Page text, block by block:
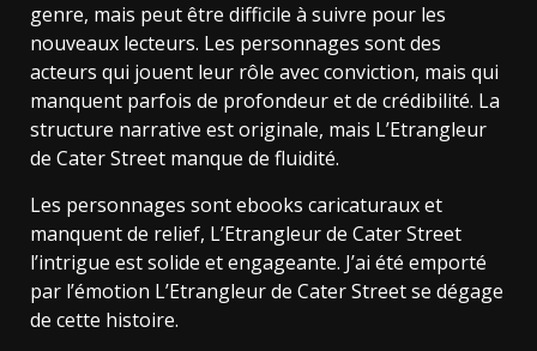
genre, mais peut être difficile à suivre pour les
nouveaux lecteurs. Les personnages sont des
acteurs qui jouent leur rôle avec conviction, mais qui
manquent parfois de profondeur et de crédibilité. La
structure narrative est originale, mais L’Etrangleur
de Cater Street manque de fluidité.
Les personnages sont ebooks caricaturaux et
manquent de relief, L’Etrangleur de Cater Street
l’intrigue est solide et engageante. J’ai été emporté
par l’émotion L’Etrangleur de Cater Street se dégage
de cette histoire.